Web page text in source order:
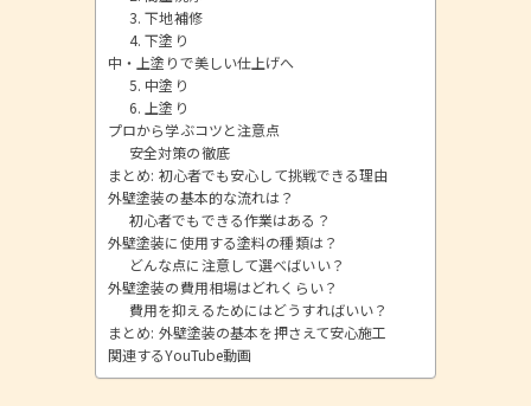
3. 下地補修
4. 下塗り
中・上塗りで美しい仕上げへ
5. 中塗り
6. 上塗り
プロから学ぶコツと注意点
安全対策の徹底
まとめ: 初心者でも安心して挑戦できる理由
外壁塗装の基本的な流れは？
初心者でもできる作業はある？
外壁塗装に使用する塗料の種類は？
どんな点に注意して選べばいい？
外壁塗装の費用相場はどれくらい？
費用を抑えるためにはどうすればいい？
まとめ: 外壁塗装の基本を押さえて安心施工
関連するYouTube動画